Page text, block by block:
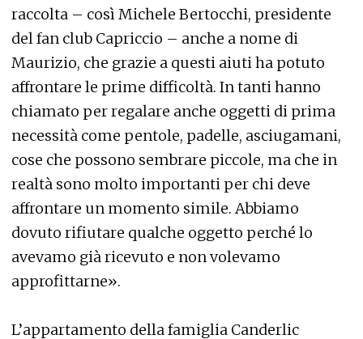
raccolta – così Michele Bertocchi, presidente
del fan club Capriccio – anche a nome di
Maurizio, che grazie a questi aiuti ha potuto
affrontare le prime difficoltà. In tanti hanno
chiamato per regalare anche oggetti di prima
necessità come pentole, padelle, asciugamani,
cose che possono sembrare piccole, ma che in
realtà sono molto importanti per chi deve
affrontare un momento simile. Abbiamo
dovuto rifiutare qualche oggetto perché lo
avevamo già ricevuto e non volevamo
approfittarne».
L’appartamento della famiglia Canderlic